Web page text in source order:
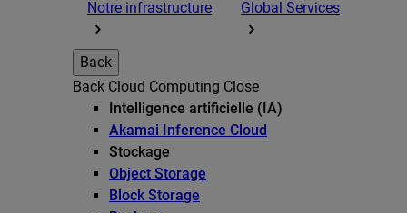
Notre infrastructure Global Services
Back
Back Cloud Computing Close
Intelligence artificielle (IA)
Akamai Inference Cloud
Stockage
Object Storage
Block Storage